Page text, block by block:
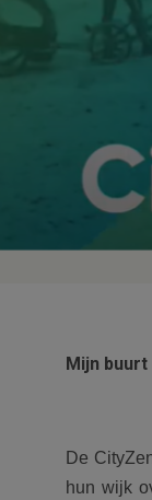
Mijn
De
hun wijk